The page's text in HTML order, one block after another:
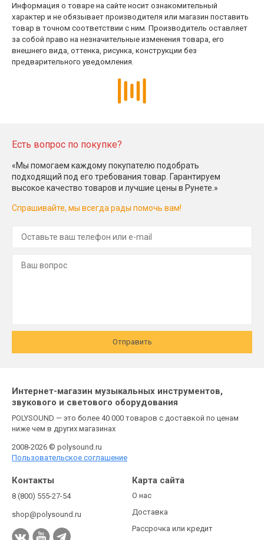
Информация о товаре на сайте носит ознакомительный
характер и не обязывает производителя или магазин поставить
товар в точном соответствии с ним. Производитель оставляет
за собой право на незначительные изменения товара, его
внешнего вида, оттенка, рисунка, конструкции без
предварительного уведомления.
Есть вопрос по покупке?
«Мы помогаем каждому покупателю подобрать
подходящий под его требования товар. Гарантируем
высокое качество товаров и лучшие цены в Рунете.»
Спрашивайте, мы всегда рады помочь вам!
Отправить
Интернет-магазин музыкальных инструментов,
звукового и светового оборудования
POLYSOUND — это более 40 000 товаров с доставкой по ценам
ниже чем в других магазинах
2008-2026 © polysound.ru
Пользовательское соглашение
Контакты
8 (800) 555-27-54
shop@polysound.ru
Карта сайта
О нас
Доставка
Рассрочка или кредит